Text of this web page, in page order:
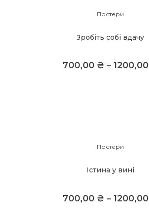
Постери
Зробіть собі вдачу
700,00 ₴ – 1200,00
Постери
Істина у вині
700,00 ₴ – 1200,00